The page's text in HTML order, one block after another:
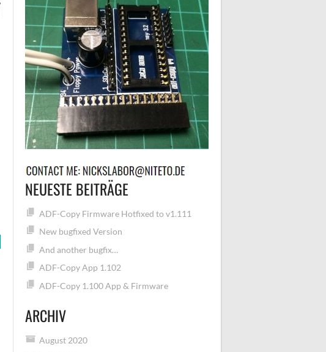
NEUESTE BEITRÄGE
ADF-Copy Firmware Hotfixed to v1.111
New bugfixed Version
And another bugfix…
ADF-Copy App 1.102
ADF-Copy 1.100 App & Firmware
ARCHIV
August 2020